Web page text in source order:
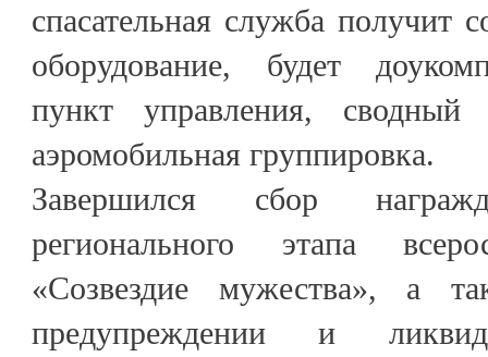
спасательная служба получит
оборудование, будет
пункт управления,
аэромобильная группировка.
Завершился сбор
регионального этапа
«Созвездие мужества», а
предупреждении и